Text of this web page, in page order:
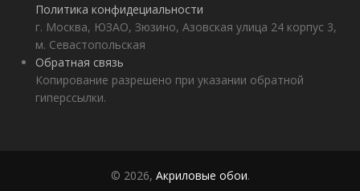
Политика конфидециальности
г. Москва, ЮЗАО, Зюзино, Азовская улица 24 корпус 3,
м. Севастопольская
Обратная связь
Копирование разрешено при указании обратной
гиперссылки.
© 2026, Акриловые обои.